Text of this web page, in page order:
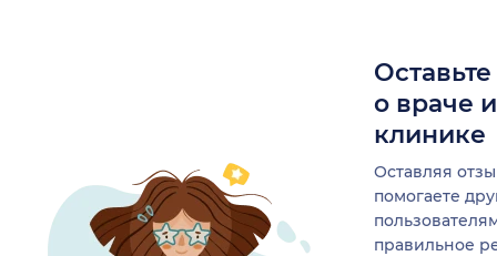
о враче
клинике
Оставляя
помогаете
правильное